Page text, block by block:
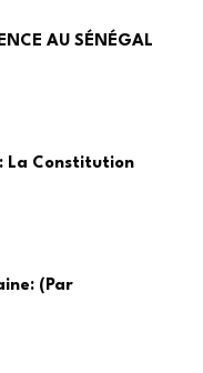
AU SÉNÉGAL
: La Constitution
(Par